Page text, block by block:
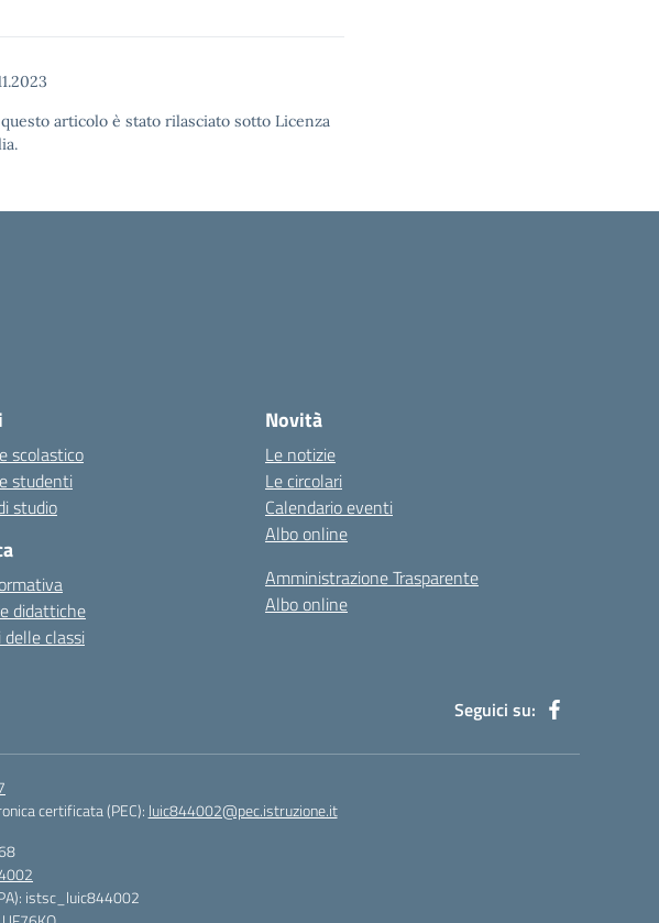
articolo è stato rilasciato sotto Licenza
scolastico
studenti
studio
didattiche
classi
Novità
Le notizie
Le circolari
Calendario eventi
Albo online
Amministrazione Trasparente
Albo online
Seguici su:
certificata (PEC): luic844002@pec.istruzione.it
istsc_luic844002